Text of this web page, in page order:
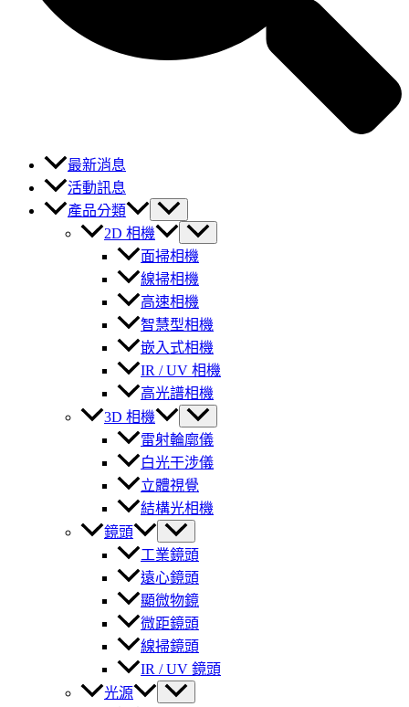
最新消息
活動訊息
產品分類
2D 相機
面掃相機
線掃相機
高速相機
智慧型相機
嵌入式相機
IR / UV 相機
高光譜相機
3D 相機
雷射輪廓儀
白光干涉儀
立體視覺
結構光相機
鏡頭
工業鏡頭
遠心鏡頭
顯微物鏡
微距鏡頭
線掃鏡頭
IR / UV 鏡頭
光源